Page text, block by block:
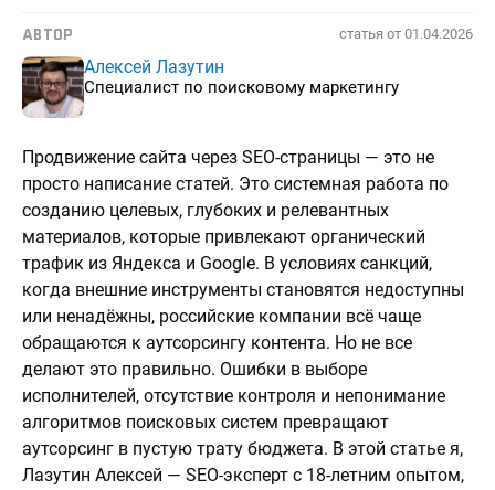
АВТОР статья от 01.04.2026
Алексей Лазутин
Специалист по поисковому маркетингу
Продвижение сайта через SEO-страницы — это не
просто написание статей. Это системная работа по
созданию целевых, глубоких и релевантных
материалов, которые привлекают органический
трафик из Яндекса и Google. В условиях санкций,
когда внешние инструменты становятся недоступны
или ненадёжны, российские компании всё чаще
обращаются к аутсорсингу контента. Но не все
делают это правильно. Ошибки в выборе
исполнителей, отсутствие контроля и непонимание
алгоритмов поисковых систем превращают
аутсорсинг в пустую трату бюджета. В этой статье я,
Лазутин Алексей — SEO-эксперт с 18-летним опытом,